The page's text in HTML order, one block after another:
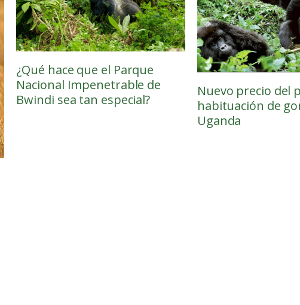
¿Qué hace que el Parque
Nacional Impenetrable de
Bwindi sea tan especial?
Nuevo precio del
habituación de
Uganda